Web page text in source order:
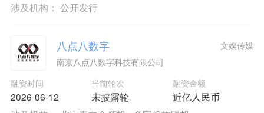
涉及机构： 公开发行
八点八数字
南京八点八数字科技有限公司
融资时间
2026-06-12
当前轮次
未披露轮
融资金额
近亿人民币
文娱传媒